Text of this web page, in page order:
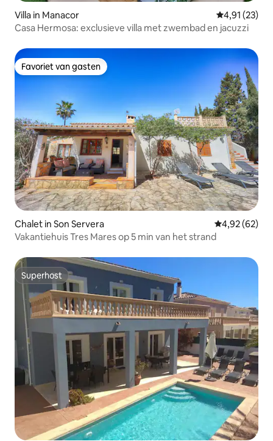
Villa in Manacor Gemiddelde
4,91 (23)
Casa Hermosa: exclusieve villa met zwembad en jacuzzi
Favoriet van gasten
Favoriet van gasten
Chalet in Son Servera Gemiddelde
4,92 (62)
Vakantiehuis Tres Mares op 5 min van het strand
Superhost
Superhost